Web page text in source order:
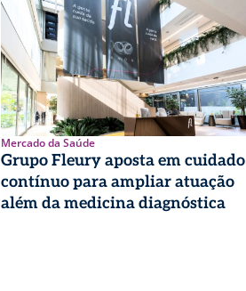
Mercado da Saúde
Grupo Fleury aposta em cuidado
contínuo para ampliar atuação
além da medicina diagnóstica